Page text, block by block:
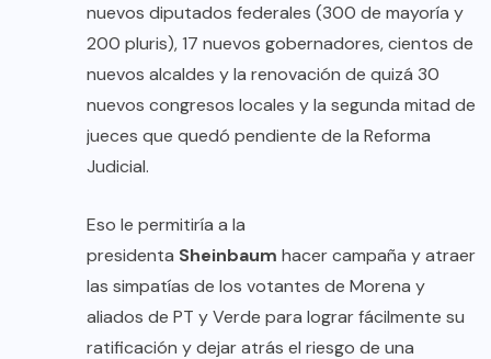
nuevos diputados federales (300 de mayoría y
200 pluris), 17 nuevos gobernadores, cientos de
nuevos alcaldes y la renovación de quizá 30
nuevos congresos locales y la segunda mitad de
jueces que quedó pendiente de la Reforma
Judicial.
Eso le permitiría a la
presidenta Sheinbaum hacer campaña y atraer
las simpatías de los votantes de Morena y
aliados de PT y Verde para lograr fácilmente su
ratificación y dejar atrás el riesgo de una